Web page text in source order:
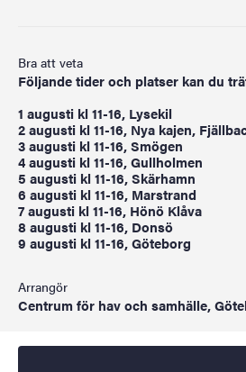
Bra att veta
Följande tider och platser kan du
1 augusti kl 11-16, Lysekil
2 augusti kl 11-16, Nya kajen,
3 augusti kl 11-16, Smögen
4 augusti kl 11-16, Gullholmen
5 augusti kl 11-16, Skärhamn
6 augusti kl 11-16, Marstrand
7 augusti kl 11-16, Hönö Klåva
8 augusti kl 11-16, Donsö
9 augusti kl 11-16, Göteborg
Arrangör
Centrum för hav och samhälle,